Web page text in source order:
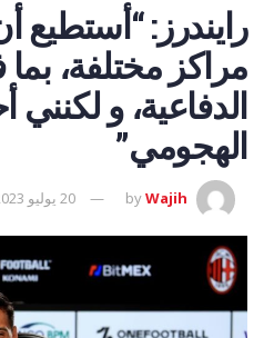
رايندرز: “أستطيع
مراكز مختلفة،
الدفاعية، و لكنني
الهجومي”
byWajih 20 يوليو 2023